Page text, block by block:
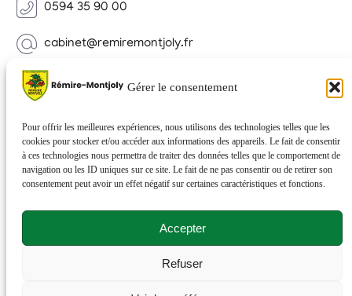
Gérer le consentement
Pour offrir les meilleures expériences, nous utilisons des technologies telles que les
cookies pour stocker et/ou accéder aux informations des appareils. Le fait de consentir
à ces technologies nous permettra de traiter des données telles que le comportement de
navigation ou les ID uniques sur ce site. Le fait de ne pas consentir ou de retirer son
consentement peut avoir un effet négatif sur certaines caractéristiques et fonctions.
Accepter
Refuser
0594 35 90 00
cabinet@remiremontjoly.fr
Newsletter
nouvelles de votre commune.